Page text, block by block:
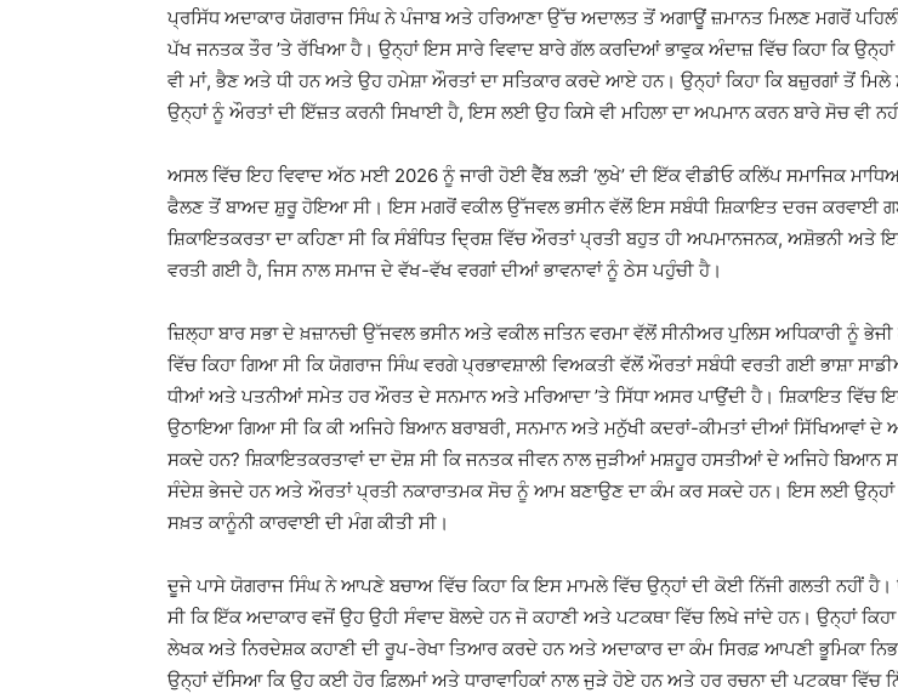
ਪ੍ਰਸਿੱਧ ਅਦਾਕਾਰ ਯੋਗਰਾਜ ਸਿੰਘ ਨੇ ਪੰਜਾਬ ਅਤੇ ਹਰਿਆਣਾ ਉੱਚ ਅਦਾਲਤ ਤੋਂ ਅਗਾਊਂ ਜ਼ਮਾਨਤ ਮਿਲਣ ਮਗਰੋਂ
ਪੱਖ ਜਨਤਕ ਤੌਰ ’ਤੇ ਰੱਖਿਆ ਹੈ। ਉਨ੍ਹਾਂ ਇਸ ਸਾਰੇ ਵਿਵਾਦ ਬਾਰੇ ਗੱਲ ਕਰਦਿਆਂ ਭਾਵੁਕ ਅੰਦਾਜ਼ ਵਿੱਚ ਕਿਹਾ ਕਿ ਉਨ੍ਹਾਂ
ਵੀ ਮਾਂ, ਭੈਣ ਅਤੇ ਧੀ ਹਨ ਅਤੇ ਉਹ ਹਮੇਸ਼ਾ ਔਰਤਾਂ ਦਾ ਸਤਿਕਾਰ ਕਰਦੇ ਆਏ ਹਨ। ਉਨ੍ਹਾਂ ਕਿਹਾ ਕਿ ਬਜ਼ੁਰਗਾਂ ਤੋਂ ਮਿਲੇ
ਉਨ੍ਹਾਂ ਨੂੰ ਔਰਤਾਂ ਦੀ ਇੱਜ਼ਤ ਕਰਨੀ ਸਿਖਾਈ ਹੈ, ਇਸ ਲਈ ਉਹ ਕਿਸੇ ਵੀ ਮਹਿਲਾ ਦਾ ਅਪਮਾਨ ਕਰਨ ਬਾਰੇ ਸੋਚ ਵੀ
ਅਸਲ ਵਿੱਚ ਇਹ ਵਿਵਾਦ ਅੱਠ ਮਈ 2026 ਨੂੰ ਜਾਰੀ ਹੋਈ ਵੈੱਬ ਲੜੀ ‘ਲੁਖੇ’ ਦੀ ਇੱਕ ਵੀਡੀਓ ਕਲਿੱਪ ਸਮਾਜਿਕ
ਫੈਲਣ ਤੋਂ ਬਾਅਦ ਸ਼ੁਰੂ ਹੋਇਆ ਸੀ। ਇਸ ਮਗਰੋਂ ਵਕੀਲ ਉੱਜਵਲ ਭਸੀਨ ਵੱਲੋਂ ਇਸ ਸਬੰਧੀ ਸ਼ਿਕਾਇਤ ਦਰਜ ਕਰਵਾਈ
ਸ਼ਿਕਾਇਤਕਰਤਾ ਦਾ ਕਹਿਣਾ ਸੀ ਕਿ ਸੰਬੰਧਿਤ ਦ੍ਰਿਸ਼ ਵਿੱਚ ਔਰਤਾਂ ਪ੍ਰਤੀ ਬਹੁਤ ਹੀ ਅਪਮਾਨਜਨਕ, ਅਸ਼ੋਭਨੀ ਅਤੇ
ਵਰਤੀ ਗਈ ਹੈ, ਜਿਸ ਨਾਲ ਸਮਾਜ ਦੇ ਵੱਖ-ਵੱਖ ਵਰਗਾਂ ਦੀਆਂ ਭਾਵਨਾਵਾਂ ਨੂੰ ਠੇਸ ਪਹੁੰਚੀ ਹੈ।
ਜ਼ਿਲ੍ਹਾ ਬਾਰ ਸਭਾ ਦੇ ਖ਼ਜ਼ਾਨਚੀ ਉੱਜਵਲ ਭਸੀਨ ਅਤੇ ਵਕੀਲ ਜਤਿਨ ਵਰਮਾ ਵੱਲੋਂ ਸੀਨੀਅਰ ਪੁਲਿਸ ਅਧਿਕਾਰੀ ਨੂੰ
ਵਿੱਚ ਕਿਹਾ ਗਿਆ ਸੀ ਕਿ ਯੋਗਰਾਜ ਸਿੰਘ ਵਰਗੇ ਪ੍ਰਭਾਵਸ਼ਾਲੀ ਵਿਅਕਤੀ ਵੱਲੋਂ ਔਰਤਾਂ ਸਬੰਧੀ ਵਰਤੀ ਗਈ ਭਾਸ਼ਾ
ਧੀਆਂ ਅਤੇ ਪਤਨੀਆਂ ਸਮੇਤ ਹਰ ਔਰਤ ਦੇ ਸਨਮਾਨ ਅਤੇ ਮਰਿਆਦਾ ’ਤੇ ਸਿੱਧਾ ਅਸਰ ਪਾਉਂਦੀ ਹੈ। ਸ਼ਿਕਾਇਤ ਵਿੱਚ
ਉਠਾਇਆ ਗਿਆ ਸੀ ਕਿ ਕੀ ਅਜਿਹੇ ਬਿਆਨ ਬਰਾਬਰੀ, ਸਨਮਾਨ ਅਤੇ ਮਨੁੱਖੀ ਕਦਰਾਂ-ਕੀਮਤਾਂ ਦੀਆਂ ਸਿੱਖਿਆਵਾਂ ਦੇ
ਸਕਦੇ ਹਨ? ਸ਼ਿਕਾਇਤਕਰਤਾਵਾਂ ਦਾ ਦੋਸ਼ ਸੀ ਕਿ ਜਨਤਕ ਜੀਵਨ ਨਾਲ ਜੁੜੀਆਂ ਮਸ਼ਹੂਰ ਹਸਤੀਆਂ ਦੇ ਅਜਿਹੇ ਬਿਆਨ
ਸੰਦੇਸ਼ ਭੇਜਦੇ ਹਨ ਅਤੇ ਔਰਤਾਂ ਪ੍ਰਤੀ ਨਕਾਰਾਤਮਕ ਸੋਚ ਨੂੰ ਆਮ ਬਣਾਉਣ ਦਾ ਕੰਮ ਕਰ ਸਕਦੇ ਹਨ। ਇਸ ਲਈ ਉਨ੍ਹਾਂ
ਸਖ਼ਤ ਕਾਨੂੰਨੀ ਕਾਰਵਾਈ ਦੀ ਮੰਗ ਕੀਤੀ ਸੀ।
ਦੂਜੇ ਪਾਸੇ ਯੋਗਰਾਜ ਸਿੰਘ ਨੇ ਆਪਣੇ ਬਚਾਅ ਵਿੱਚ ਕਿਹਾ ਕਿ ਇਸ ਮਾਮਲੇ ਵਿੱਚ ਉਨ੍ਹਾਂ ਦੀ ਕੋਈ ਨਿੱਜੀ ਗਲਤੀ ਨਹੀਂ ਹੈ।
ਸੀ ਕਿ ਇੱਕ ਅਦਾਕਾਰ ਵਜੋਂ ਉਹ ਉਹੀ ਸੰਵਾਦ ਬੋਲਦੇ ਹਨ ਜੋ ਕਹਾਣੀ ਅਤੇ ਪਟਕਥਾ ਵਿੱਚ ਲਿਖੇ ਜਾਂਦੇ ਹਨ। ਉਨ੍ਹਾਂ
ਲੇਖਕ ਅਤੇ ਨਿਰਦੇਸ਼ਕ ਕਹਾਣੀ ਦੀ ਰੂਪ-ਰੇਖਾ ਤਿਆਰ ਕਰਦੇ ਹਨ ਅਤੇ ਅਦਾਕਾਰ ਦਾ ਕੰਮ ਸਿਰਫ਼ ਆਪਣੀ ਭੂਮਿਕਾ
ਉਨ੍ਹਾਂ ਦੱਸਿਆ ਕਿ ਉਹ ਕਈ ਹੋਰ ਫ਼ਿਲਮਾਂ ਅਤੇ ਧਾਰਾਵਾਹਿਕਾਂ ਨਾਲ ਜੁੜੇ ਹੋਏ ਹਨ ਅਤੇ ਹਰ ਰਚਨਾ ਦੀ ਪਟਕਥਾ ਵਿੱਚ